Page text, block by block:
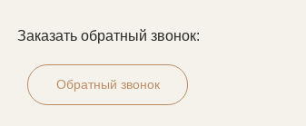
Заказать обратный звонок:
Обратный звонок